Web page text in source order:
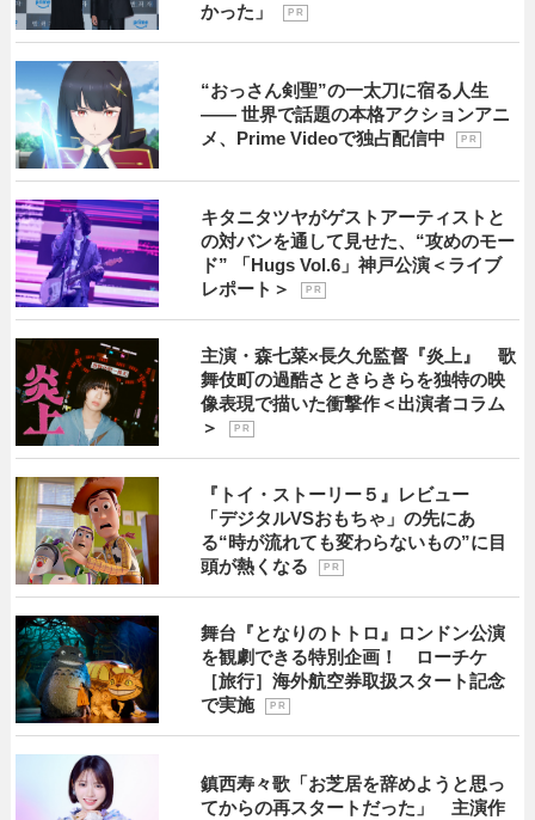
かった」
P R
“おっさん剣聖”の一太刀に宿る人生
―― 世界で話題の本格アクションアニ
メ、Prime Videoで独占配信中
P R
キタニタツヤがゲストアーティストと
の対バンを通して見せた、“攻めのモー
ド” 「Hugs Vol.6」神戸公演＜ライブ
レポート＞
P R
主演・森七菜×長久允監督『炎上』 歌
舞伎町の過酷さときらきらを独特の映
像表現で描いた衝撃作＜出演者コラム
＞
P R
『トイ・ストーリー５』レビュー
「デジタルVSおもちゃ」の先にあ
る“時が流れても変わらないもの”に目
頭が熱くなる
P R
舞台『となりのトトロ』ロンドン公演
を観劇できる特別企画！ ローチケ
［旅行］海外航空券取扱スタート記念
で実施
P R
鎮西寿々歌「お芝居を辞めようと思っ
てからの再スタートだった」 主演作